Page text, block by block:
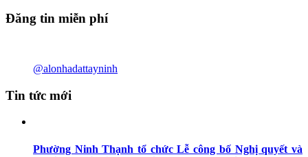
Đăng tin miễn phí
@alonhadattayninh
Tin tức mới
Phường Ninh Thạnh tổ chức Lễ công bố Nghị quyết và